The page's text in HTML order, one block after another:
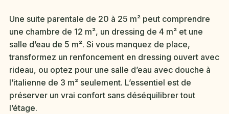
Une suite parentale de 20 à 25 m² peut comprendre
une chambre de 12 m², un dressing de 4 m² et une
salle d’eau de 5 m². Si vous manquez de place,
transformez un renfoncement en dressing ouvert avec
rideau, ou optez pour une salle d’eau avec douche à
l’italienne de 3 m² seulement. L’essentiel est de
préserver un vrai confort sans déséquilibrer tout
l’étage.